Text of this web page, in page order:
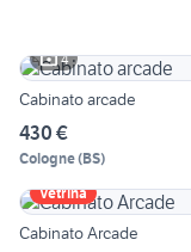
4
Cabinato arcade
430 €
Cologne(BS)
Vetrina
Cabinato Arcade